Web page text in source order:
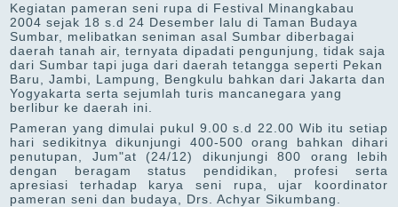
Kegiatan pameran seni rupa di Festival Minangkabau
2004 sejak 18 s.d 24 Desember lalu di Taman Budaya
Sumbar, melibatkan seniman asal Sumbar diberbagai
daerah tanah air, ternyata dipadati pengunjung, tidak saja
dari Sumbar tapi juga dari daerah tetangga seperti Pekan
Baru, Jambi, Lampung, Bengkulu bahkan dari Jakarta dan
Yogyakarta serta sejumlah turis mancanegara yang
berlibur ke daerah ini.
Pameran yang dimulai pukul 9.00 s.d 22.00 Wib itu setiap
hari sedikitnya dikunjungi 400-500 orang bahkan dihari
penutupan, Jum"at (24/12) dikunjungi 800 orang lebih
dengan beragam status pendidikan, profesi serta
apresiasi terhadap karya seni rupa, ujar koordinator
pameran seni dan budaya, Drs. Achyar Sikumbang.